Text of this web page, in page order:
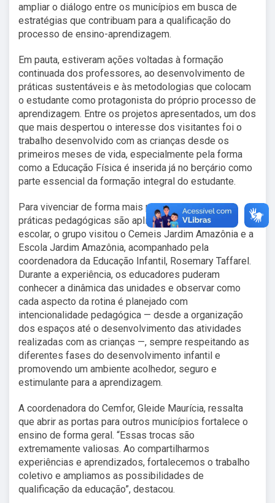
ampliar o diálogo entre os municípios em busca de
estratégias que contribuam para a qualificação do
processo de ensino-aprendizagem.
Em pauta, estiveram ações voltadas à formação
continuada dos professores, ao desenvolvimento de
práticas sustentáveis e às metodologias que colocam
o estudante como protagonista do próprio processo de
aprendizagem. Entre os projetos apresentados, um dos
que mais despertou o interesse dos visitantes foi o
trabalho desenvolvido com as crianças desde os
primeiros meses de vida, especialmente pela forma
como a Educação Física é inserida já no berçário como
parte essencial da formação integral do estudante.
Para vivenciar de forma mais próxima como essas
práticas pedagógicas são aplicadas no cotidiano
escolar, o grupo visitou o Cemeis Jardim Amazônia e a
Escola Jardim Amazônia, acompanhado pela
coordenadora da Educação Infantil, Rosemary Taffarel.
Durante a experiência, os educadores puderam
conhecer a dinâmica das unidades e observar como
cada aspecto da rotina é planejado com
intencionalidade pedagógica — desde a organização
dos espaços até o desenvolvimento das atividades
realizadas com as crianças —, sempre respeitando as
diferentes fases do desenvolvimento infantil e
promovendo um ambiente acolhedor, seguro e
estimulante para a aprendizagem.
A coordenadora do Cemfor, Gleide Maurícia, ressalta
que abrir as portas para outros municípios fortalece o
ensino de forma geral. “Essas trocas são
extremamente valiosas. Ao compartilharmos
experiências e aprendizados, fortalecemos o trabalho
coletivo e ampliamos as possibilidades de
qualificação da educação”, destacou.